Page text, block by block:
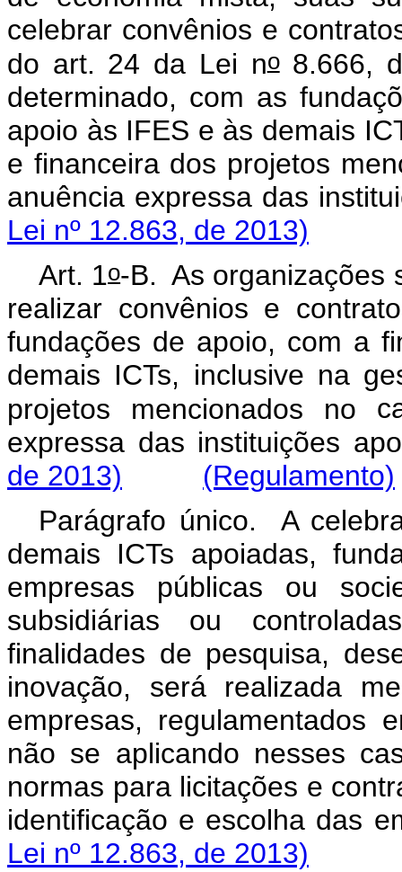
celebrar convênios e
do art. 24 da Lei no8.666,
determinado, com as
apoio às IFES e às demais
e financeira dos projetos
anuência expressa das
Lei nº 12.863, de 2013)
Art. 1o-B. As organizações
realizar convênios e
fundações de apoio, com a
demais ICTs, inclusive na
projetos mencionados no
expressa das instituições
de 2013)
(Regulamento)
Parágrafo único. A
demais ICTs apoiadas,
empresas públicas ou
subsidiárias ou
finalidades de pesquisa,
inovação, será realizada
empresas, regulamentados
não se aplicando nesses
normas para licitações e
identificação e escolha das
Lei nº 12.863, de 2013)